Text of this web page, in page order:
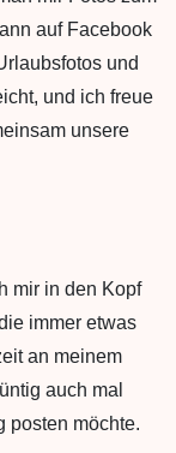
auf Facebook
und
und ich freue
unsere
mir in den Kopf
immer etwas
an meinem
auch mal
posten möchte.